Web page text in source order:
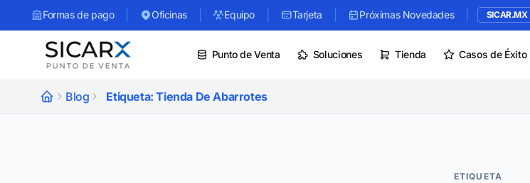
Formas de pago Oficinas Equipo Tarjeta Próximas Novedades SICAR.MX
Punto de Venta Soluciones Tienda Casos de Éxito
Blog Etiqueta: Tienda De Abarrotes
ETIQUETA